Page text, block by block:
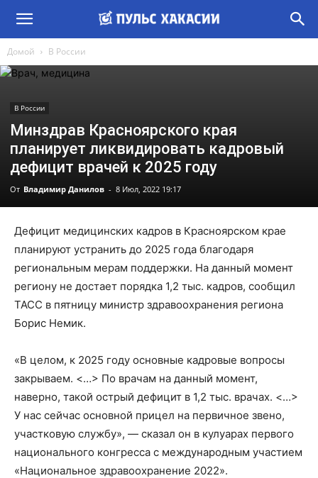
Домой В России
В России
Минздрав Красноярского края
планирует ликвидировать кадровый
дефицит врачей к 2025 году
От Владимир Данилов - 8 Июл, 2022 19:17
Дефицит медицинских кадров в Красноярском крае
планируют устранить до 2025 года благодаря
региональным мерам поддержки. На данный момент
региону не достает порядка 1,2 тыс. кадров, сообщил
ТАСС в пятницу министр здравоохранения региона
Борис Немик.
«В целом, к 2025 году основные кадровые вопросы
закрываем. <…> По врачам на данный момент,
наверно, такой острый дефицит в 1,2 тыс. врачах. <…>
У нас сейчас основной прицел на первичное звено,
участковую службу», — сказал он в кулуарах первого
национального конгресса с международным участием
«Национальное здравоохранение 2022».